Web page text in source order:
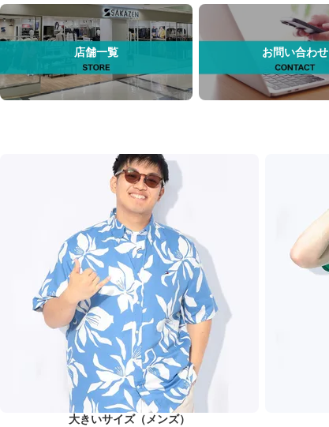
店舗一覧 お問い合わせ
大きいサイズ（メンズ）